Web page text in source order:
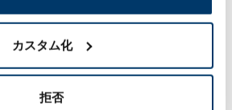
カスタム化
拒否
知らせ
#研究開発 #ものづくり #技術力